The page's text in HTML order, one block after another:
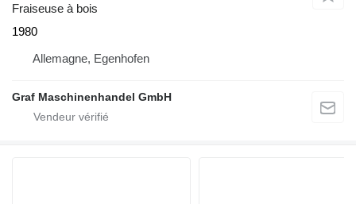
Fraiseuse à bois
1980
Allemagne, Egenhofen
Graf Maschinenhandel GmbH